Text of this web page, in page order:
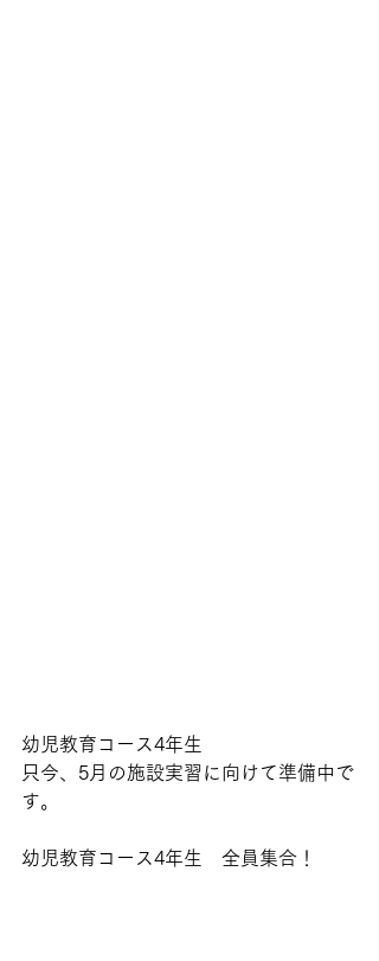
幼児教育コース4年生
只今、5月の施設実習に向けて準備中で
す。
幼児教育コース4年生　全員集合！